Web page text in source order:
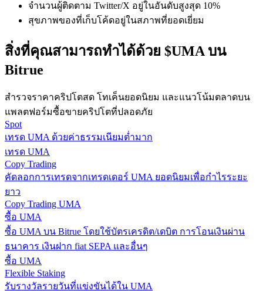
กลยุทธ์การซื้อขาย
ได้รับ
จำนวนผู้ติดตาม Twitter/X อยู่ในอันดับสูงสุด 10%
สุขภาพของที่เก็บโค้ดอยู่ในสภาพที่ยอดเยี่ยม
สิ่งที่คุณสามารถทำได้ด้วย $UMA บน
Bitrue
สำรวจราคาคริปโตสด โทเค็นยอดนิยม และแนวโน้มตลาดบน
แพลตฟอร์มซื้อขายคริปโตที่ปลอดภัย
Spot
เทรด UMA ด้วยค่าธรรมเนียมต่ำมาก
เทรด UMA
Copy Trading
คัดลอกการเทรดจากเทรดเดอร์ UMA ยอดนิยมเพื่อกำไรระยะ
ยาว
Copy Trading UMA
ซื้อ UMA
ซื้อ UMA บน Bitrue โดยใช้บัตรเครดิต/เดบิต การโอนเงินผ่าน
ธนาคาร เงินฝาก fiat SEPA และอื่นๆ
ซื้อ UMA
Flexible Staking
รับรางวัลรายวันที่แข่งขันได้ใน UMA